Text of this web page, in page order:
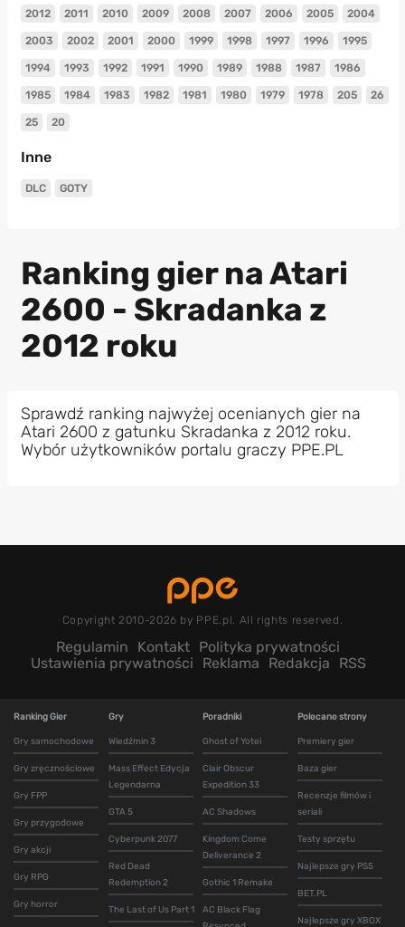
2012 2011 2010 2009 2008 2007 2006 2005 2004
2003 2002 2001 2000 1999 1998 1997 1996 1995
1994 1993 1992 1991 1990 1989 1988 1987 1986
1985 1984 1983 1982 1981 1980 1979 1978 205 26
25 20
Inne
DLC GOTY
Ranking gier na Atari
2600 - Skradanka z
2012 roku
Sprawdź ranking najwyżej ocenianych gier na
Atari 2600 z gatunku Skradanka z 2012 roku.
Wybór użytkowników portalu graczy PPE.PL
Copyright 2010-2026 by PPE.pl. All rights reserved.
Regulamin Kontakt Polityka prywatności
Ustawienia prywatności
Reklama Redakcja RSS
Ranking Gier
Gry samochodowe
Gry zręcznościowe
Gry FPP
Gry przygodowe
Gry akcji
Gry RPG
Gry horror
Gry
Wiedźmin 3
Mass Effect Edycja
Legendarna
GTA 5
Cyberpunk 2077
Red Dead
Redemption 2
The Last of Us Part 1
Poradniki
Ghost of Yotei
Clair Obscur
Expedition 33
AC Shadows
Kingdom Come
Deliverance 2
Gothic 1 Remake
AC Black Flag
Polecane strony
Premiery gier
Baza gier
Recenzje filmów i
seriali
Testy sprzętu
Najlepsze gry PS5
BET.PL
Najlepsze gry XBOX